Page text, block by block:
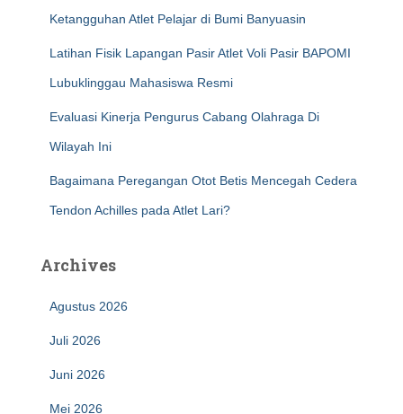
Ketangguhan Atlet Pelajar di Bumi Banyuasin
Latihan Fisik Lapangan Pasir Atlet Voli Pasir BAPOMI
Lubuklinggau Mahasiswa Resmi
Evaluasi Kinerja Pengurus Cabang Olahraga Di
Wilayah Ini
Bagaimana Peregangan Otot Betis Mencegah Cedera
Tendon Achilles pada Atlet Lari?
Archives
Agustus 2026
Juli 2026
Juni 2026
Mei 2026